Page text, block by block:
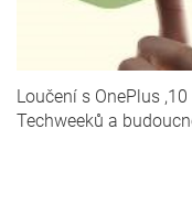
Loučení s OnePlus
Techweeků a